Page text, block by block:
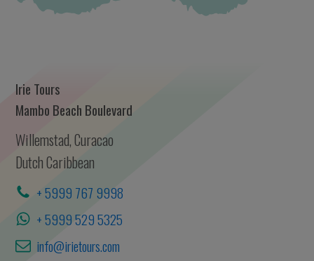
Irie Tours
Mambo Beach Boulevard
Willemstad, Curacao
Dutch Caribbean
+ 5999 767 9998
+ 5999 529 5325
info@irietours.com